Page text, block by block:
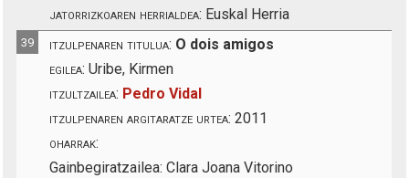
jatorrizkoaren herrialdea: Euskal Herria
39 itzulpenaren titulua: O dois amigos
egilea: Uribe, Kirmen
itzultzailea: Pedro Vidal
itzulpenaren argitaratze urtea: 2011
oharrak:
Gainbegiratzailea: Clara Joana Vitorino